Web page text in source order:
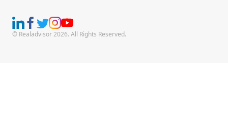
© Realadvisor 2026. All Rights Reserved.